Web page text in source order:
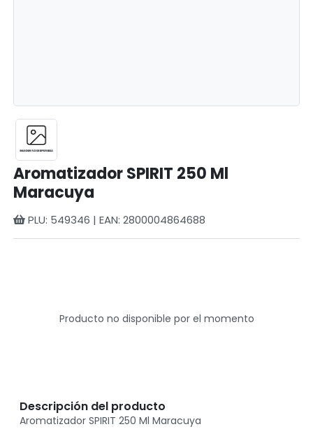
Aromatizador SPIRIT 250 Ml
Maracuya
PLU: 549346 | EAN: 2800004864688
Producto no disponible por el momento
Descripción del producto
Aromatizador SPIRIT 250 Ml Maracuya